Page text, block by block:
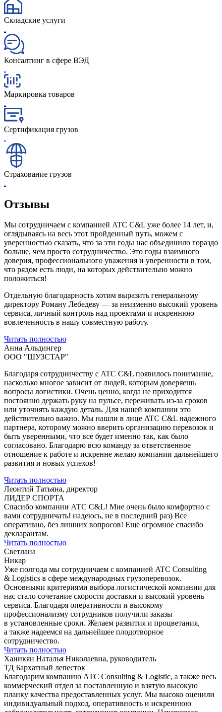
Складские услуги
.
Консалтинг в сфере ВЭД
.
Маркировка товаров
.
Сертификация грузов
.
Страхование грузов
.
Отзывы
Мы сотрудничаем с компанией ATC C&L уже более 14 лет, и,
оглядываясь на весь этот пройденный путь, можем с
уверенностью сказать, что за эти годы нас объединило гораздо
больше, чем просто сотрудничество. Это годы взаимного
доверия, профессионального уважения и уверенности в том,
что рядом есть люди, на которых действительно можно
положиться!
Отдельную благодарность хотим выразить генеральному
директору Роману Лебедеву — за неизменно высокий уровень
сервиса, личный контроль над проектами и искреннюю
вовлеченность в нашу совместную работу.
Читать полностью
Анна Альдингер
ООО "ШУЗСТАР"
Благодаря сотрудничеству с ATC C&L появилось понимание,
насколько многое зависит от людей, которым доверяешь
вопросы логистики. Очень ценно, когда не приходится
постоянно держать руку на пульсе, переживать из-за сроков
или уточнять каждую деталь. Для нашей компании это
действительно важно. Мы нашли в лице ATC C&L надежного
партнера, которому можно вверить организацию перевозок и
быть уверенными, что все будет именно так, как было
согласовано. Благодарю всю команду за ответственное
отношение к работе и искренне желаю компании дальнейшего
развития и новых успехов!
Читать полностью
Леонтий Татьяна, директор
ЛИДЕР СПОРТА
Спасибо компании АТС С&L! Мне очень было комфортно с
вами сотрудничать! надеюсь, не в последний раз) Все
оперативно, без лишних вопросов! Еще огромное спасибо
декларантам.
Читать полностью
Светлана
Никар
Уже полгода мы сотрудничаем с компанией ATC Consulting
& Logistics в сфере международных грузоперевозок.
Основными критериями выбора логистической компании для
нас стало сочетание скорости доставки и высокий уровень
сервиса. Благодаря оперативности и высокому
профессионализму сотрудников получили заказы
в установленные сроки. Желаем развития и процветания,
а также надеемся на дальнейшее плодотворное
сотрудничество.
Читать полностью
Ханикян Наталья Николаевна, руководитель
ТД Бархатный лепесток
Благодарим компанию АТС Consulting & Logistic, а также весь
коммерческий отдел за поставленную и взятую высокую
планку качества предоставленных услуг. Мы высоко оценили
индивидуальный подход, оперативность и искреннюю